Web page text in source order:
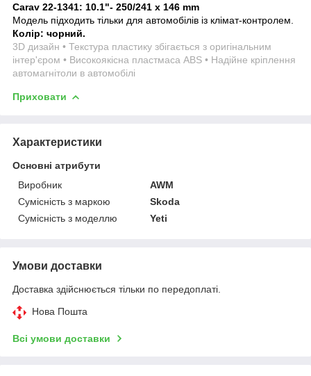
Carav 22-1341: 10.1"- 250/241 х 146 mm
Модель підходить тільки для автомобілів із клімат-контролем.
Колір: чорний.
3D дизайн • Текстура пластику збігається з оригінальним
інтер'єром • Високоякісна пластмаса ABS • Надійне кріплення
автомагнітоли в автомобілі
Приховати
Характеристики
Основні атрибути
Виробник
AWM
Сумісність з маркою
Skoda
Сумісність з моделлю
Yeti
Умови доставки
Доставка здійснюється тільки по передоплаті.
Нова Пошта
Всі умови доставки